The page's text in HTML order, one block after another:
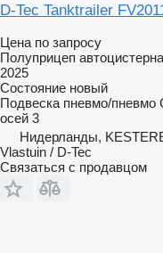
D-Tec Tanktrailer
Цена по запросу
Полуприцеп автоцистерна
2025
Состояние новый
Подвеска пневмо/пневмо
осей 3
Нидерланды,
Vlastuin / D-Tec
Связаться с продавцом